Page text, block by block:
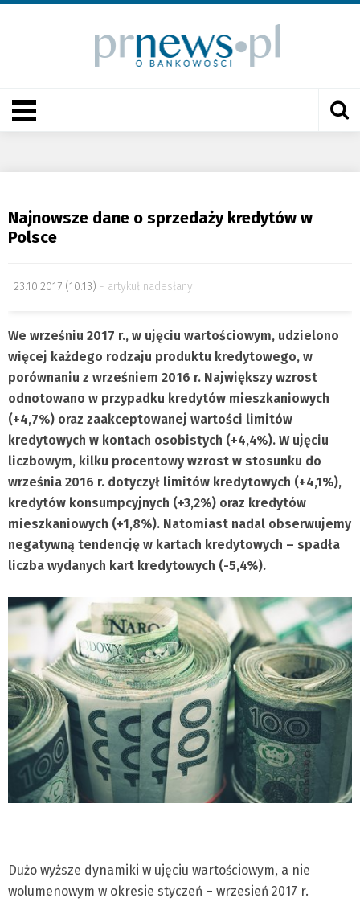
Najnowsze dane o sprzedaży kredytów w
Polsce
23.10.2017 (10:13) artykuł nadesłany
We wrześniu 2017 r., w ujęciu wartościowym, udzielono
więcej każdego rodzaju produktu kredytowego, w
porównaniu z wrześniem 2016 r. Największy wzrost
odnotowano w przypadku kredytów mieszkaniowych
(+4,7%) oraz zaakceptowanej wartości limitów
kredytowych w kontach osobistych (+4,4%). W ujęciu
liczbowym, kilku procentowy wzrost w stosunku do
września 2016 r. dotyczył limitów kredytowych (+4,1%),
kredytów konsumpcyjnych (+3,2%) oraz kredytów
mieszkaniowych (+1,8%). Natomiast nadal obserwujemy
negatywną tendencję w kartach kredytowych – spadła
liczba wydanych kart kredytowych (-5,4%).
Dużo wyższe dynamiki w ujęciu wartościowym, a nie
wolumenowym w okresie styczeń – wrzesień 2017 r.